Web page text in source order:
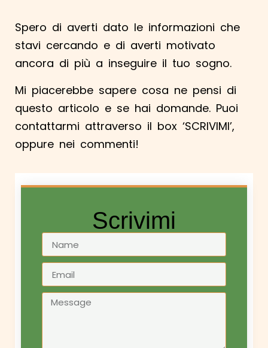
Spero di averti dato le informazioni che
stavi cercando e di averti motivato
ancora di più a inseguire il tuo sogno.
Mi piacerebbe sapere cosa ne pensi di
questo articolo e se hai domande. Puoi
contattarmi attraverso il box ‘SCRIVIMI’,
oppure nei commenti!
Scrivimi